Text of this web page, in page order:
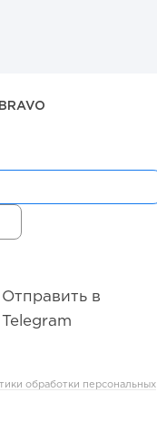
Отправить в
Telegram
обработки персональных